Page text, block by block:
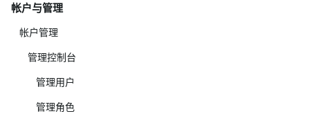
帐户与管理
帐户管理
管理控制台
管理用户
管理角色